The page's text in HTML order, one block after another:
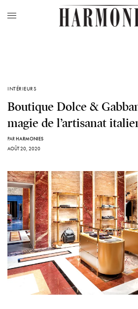
INTÉRIEURS
Boutique Dolce &
magie de l’artisanat
PARHARMONIES
AOÛT 20, 2020